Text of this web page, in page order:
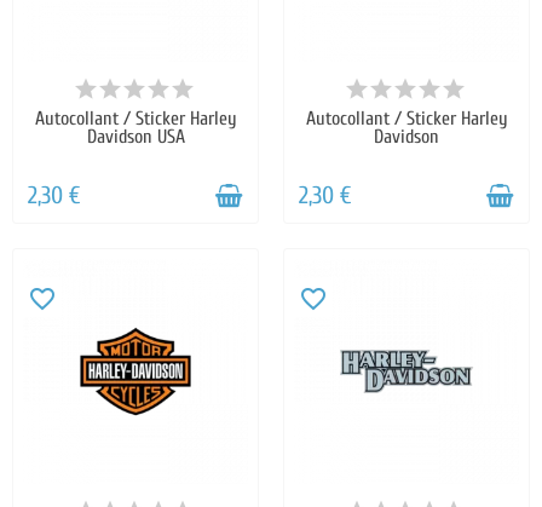
Autocollant / Sticker Harley
Davidson USA
2,30 €
Autocollant / Sticker Harley
Davidson
2,30 €
favorite_border favorite_border